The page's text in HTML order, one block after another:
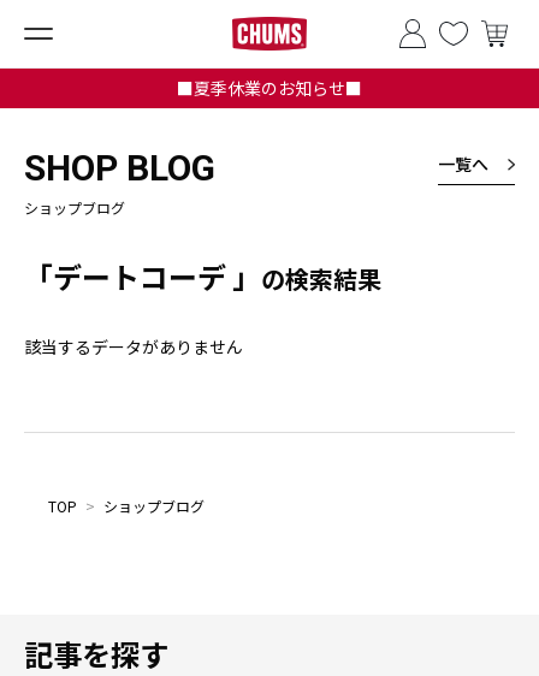
■夏季休業のお知らせ■
SHOP BLOG
ショップブログ
一覧へ
「デートコーデ 」 の検索結果
該当するデータがありません
TOP > ショップブログ
記事を探す